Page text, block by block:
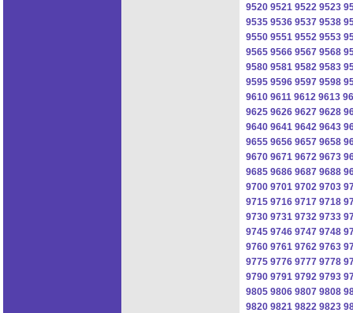
9520 9521 9522 9523
9535 9536 9537 9538
9550 9551 9552 9553
9565 9566 9567 9568
9580 9581 9582 9583
9595 9596 9597 9598
9610 9611 9612 9613
9625 9626 9627 9628
9640 9641 9642 9643
9655 9656 9657 9658
9670 9671 9672 9673
9685 9686 9687 9688
9700 9701 9702 9703
9715 9716 9717 9718
9730 9731 9732 9733
9745 9746 9747 9748
9760 9761 9762 9763
9775 9776 9777 9778
9790 9791 9792 9793
9805 9806 9807 9808
9820 9821 9822 9823